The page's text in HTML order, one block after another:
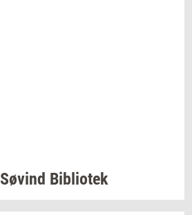
Søvind Bi­bli­o­tek